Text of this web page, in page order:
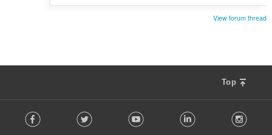
View forum thread
Top
o Facebook Twitter Youtube LinkedIn